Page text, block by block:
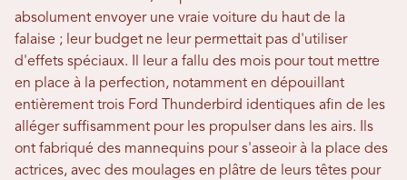
absolument envoyer une vraie voiture du haut de la
falaise ; leur budget ne leur permettait pas d'utiliser
d'effets spéciaux. Il leur a fallu des mois pour tout mettre
en place à la perfection, notamment en dépouillant
entièrement trois Ford Thunderbird identiques afin de les
alléger suffisamment pour les propulser dans les airs. Ils
ont fabriqué des mannequins pour s'asseoir à la place des
actrices, avec des moulages en plâtre de leurs têtes pour